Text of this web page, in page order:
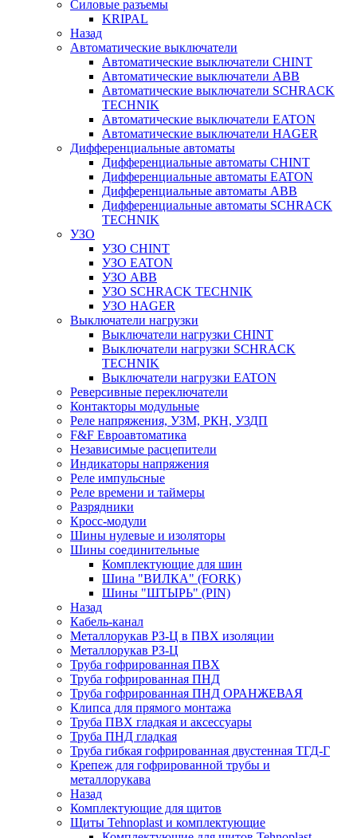
Силовые разъемы
KRIPAL
Назад
Автоматические выключатели
Автоматические выключатели CHINT
Автоматические выключатели ABB
Автоматические выключатели SCHRACK
TECHNIK
Автоматические выключатели EATON
Автоматические выключатели HAGER
Дифференциальные автоматы
Дифференциальные автоматы CHINT
Дифференциальные автоматы EATON
Дифференциальные автоматы ABB
Дифференциальные автоматы SCHRACK
TECHNIK
УЗО
УЗО CHINT
УЗО EATON
УЗО ABB
УЗО SCHRACK TECHNIK
УЗО HAGER
Выключатели нагрузки
Выключатели нагрузки CHINT
Выключатели нагрузки SCHRACK
TECHNIK
Выключатели нагрузки EATON
Реверсивные переключатели
Контакторы модульные
Реле напряжения, УЗМ, РКН, УЗДП
F&F Евроавтоматика
Независимые расцепители
Индикаторы напряжения
Реле импульсные
Реле времени и таймеры
Разрядники
Кросс-модули
Шины нулевые и изоляторы
Шины соединительные
Комплектующие для шин
Шина "ВИЛКА" (FORK)
Шины "ШТЫРЬ" (PIN)
Назад
Кабель-канал
Металлорукав РЗ-Ц в ПВХ изоляции
Металлорукав РЗ-Ц
Труба гофрированная ПВХ
Труба гофрированная ПНД
Труба гофрированная ПНД ОРАНЖЕВАЯ
Клипса для прямого монтажа
Труба ПВХ гладкая и аксессуары
Труба ПНД гладкая
Труба гибкая гофрированная двустенная ТГД-Г
Крепеж для гофрированной трубы и
металлорукава
Назад
Комплектующие для щитов
Щиты Tehnoplast и комплектующие